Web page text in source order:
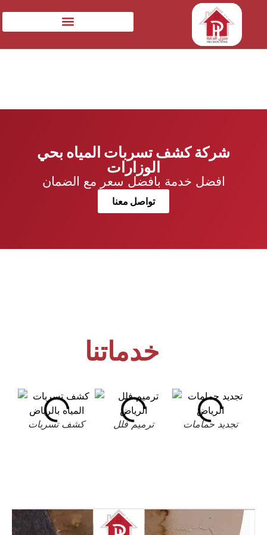
شركة كشف تسربات المياه بحي
الوزارات
افضل خدمة بافضل سعر مع الضمان
تواصل معنا
خدماتنا
كشف تسربات ترميم فلل تجديد حمامات